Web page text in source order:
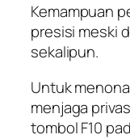
Kemampuan
presisi meski
sekalipun.
Untuk
menjaga
tombol F10